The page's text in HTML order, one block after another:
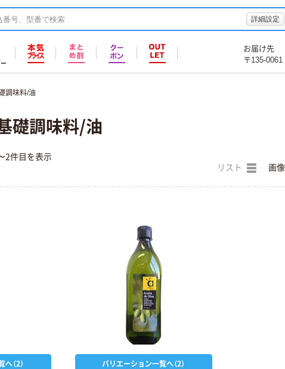
詳細設定
お届け先
〒135-0061
調味料/油
礎調味料/油
2件目を表示
リスト 画像
（2） バリエーション一覧へ（2）